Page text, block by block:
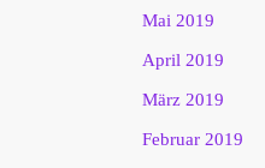
Mai 2019
April 2019
März 2019
Februar 2019